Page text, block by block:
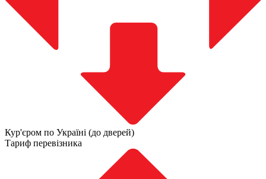
Кур'єром по Україні (до дверей)
Тариф перевізника